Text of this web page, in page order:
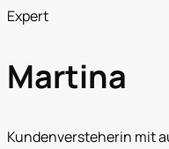
Expert
Martina
Kundenversteherin mit